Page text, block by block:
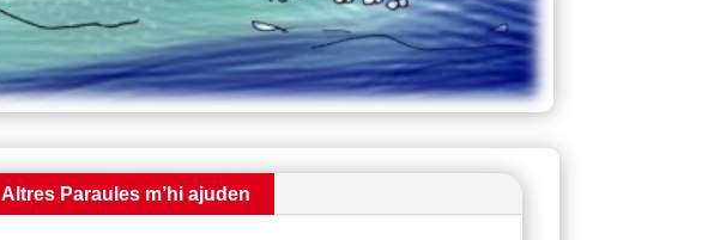
Altres Paraules m’hi ajuden